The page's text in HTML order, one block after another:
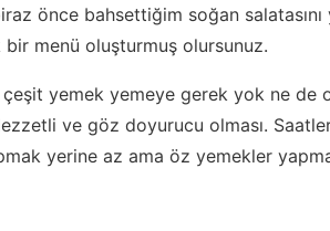
önce bahsettiğim soğan salatasını
menü oluşturmuş olursunuz.
yemek yemeye gerek yok ne de
ve göz doyurucu olması.
yerine az ama öz yemekler